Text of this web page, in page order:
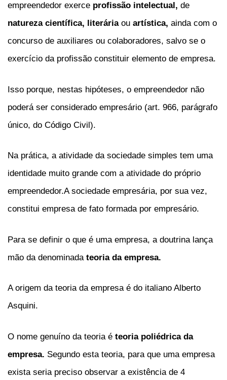
empreendedor exerce profissão intelectual, de
natureza científica, literária ou artística, ainda com o
concurso de auxiliares ou colaboradores, salvo se o
exercício da profissão constituir elemento de empresa.
Isso porque, nestas hipóteses, o empreendedor não
poderá ser considerado empresário (art. 966, parágrafo
único, do Código Civil).
Na prática, a atividade da sociedade simples tem uma
identidade muito grande com a atividade do próprio
empreendedor.A sociedade empresária, por sua vez,
constitui empresa de fato formada por empresário.
Para se definir o que é uma empresa, a doutrina lança
mão da denominada teoria da empresa.
A origem da teoria da empresa é do italiano Alberto
Asquini.
O nome genuíno da teoria é teoria poliédrica da
empresa. Segundo esta teoria, para que uma empresa
exista seria preciso observar a existência de 4